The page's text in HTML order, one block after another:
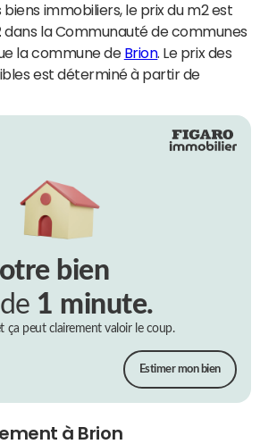
immobiliers, le prix du m2 est
dans la Communauté de communes
la commune de Brion. Le prix des
est déterminé à partir de
bien
1 minute.
ça peut clairement valoir le coup.
Estimer mon bien
à Brion